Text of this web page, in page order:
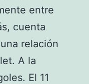
entre
cuenta
relación
A la
El 11